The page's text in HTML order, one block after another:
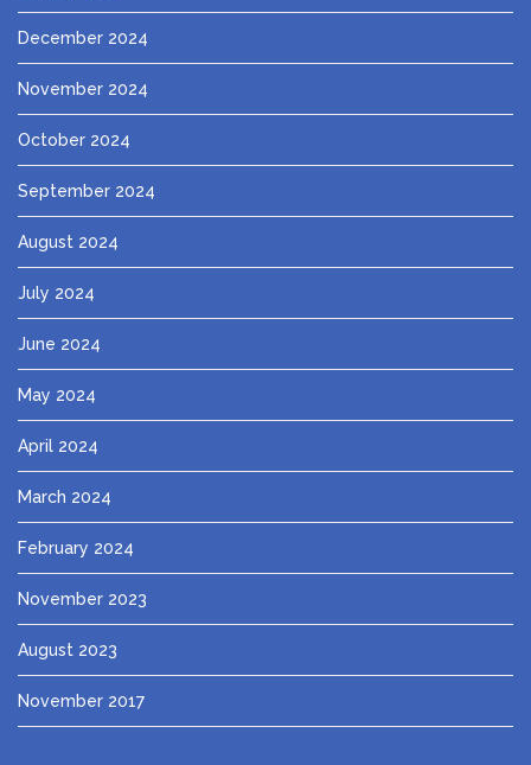
December 2024
November 2024
October 2024
September 2024
August 2024
July 2024
June 2024
May 2024
April 2024
March 2024
February 2024
November 2023
August 2023
November 2017